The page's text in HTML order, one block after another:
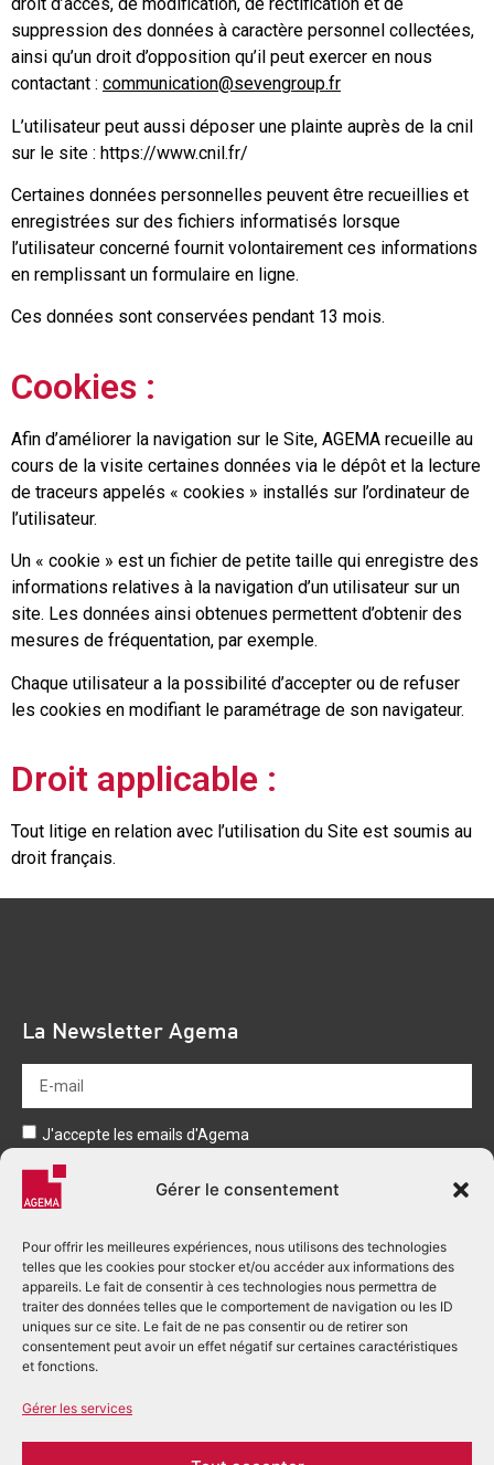
Gérer le consentement
Pour offrir les meilleures expériences, nous utilisons des technologies
telles que les cookies pour stocker et/ou accéder aux informations des
appareils. Le fait de consentir à ces technologies nous permettra de
traiter des données telles que le comportement de navigation ou les ID
uniques sur ce site. Le fait de ne pas consentir ou de retirer son
consentement peut avoir un effet négatif sur certaines caractéristiques
et fonctions.
Gérer les services
suppression des données à caractère personnel collectées,
ainsi qu’un droit d’opposition qu’il peut exercer en nous
contactant : communication@sevengroup.fr
L’utilisateur peut aussi déposer une plainte auprès de la cnil
sur le site : https://www.cnil.fr/
Certaines données personnelles peuvent être recueillies et
enregistrées sur des fichiers informatisés lorsque
l’utilisateur concerné fournit volontairement ces informations
en remplissant un formulaire en ligne.
Ces données sont conservées pendant 13 mois.
Cookies :
Afin d’améliorer la navigation sur le Site, AGEMA recueille au
cours de la visite certaines données via le dépôt et la lecture
de traceurs appelés « cookies » installés sur l’ordinateur de
l’utilisateur.
Un « cookie » est un fichier de petite taille qui enregistre des
informations relatives à la navigation d’un utilisateur sur un
site. Les données ainsi obtenues permettent d’obtenir des
mesures de fréquentation, par exemple.
Chaque utilisateur a la possibilité d’accepter ou de refuser
les cookies en modifiant le paramétrage de son navigateur.
Droit applicable :
Tout litige en relation avec l’utilisation du Site est soumis au
droit français.
La Newsletter Agema
J'accepte les emails d'Agema
+33 (0)5 53 03 80 00